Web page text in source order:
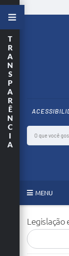
MENU
SERVIÇOS
T
R
A
N
S
P
A
R
Ê
N
C
I
A
Legislação